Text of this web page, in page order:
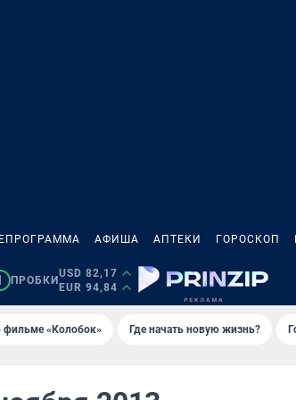
АФИША АПТЕКИ ГОРОСКОП
ПРОБКИ
USD 82,17
EUR 94,84
фильме «Колобок» Где начать новую жизнь?